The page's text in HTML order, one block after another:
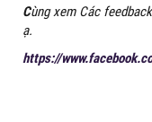
Cùng xem Các
ạ.
https://